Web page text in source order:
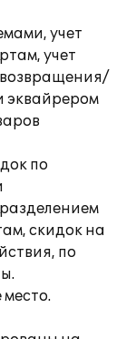
учет
учет
возвращения/
эквайрером
по
скидок на
по